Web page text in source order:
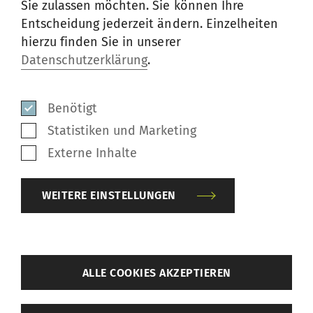
Bei der Herstellung von
Sie zulassen möchten. Sie können Ihre
Entscheidung jederzeit ändern. Einzelheiten
hierzu finden Sie in unserer
Datenschutzerklärung.
Benötigt
Statistiken und Marketing
Externe Inhalte
WEITERE EINSTELLUNGEN
ALLE COOKIES AKZEPTIEREN